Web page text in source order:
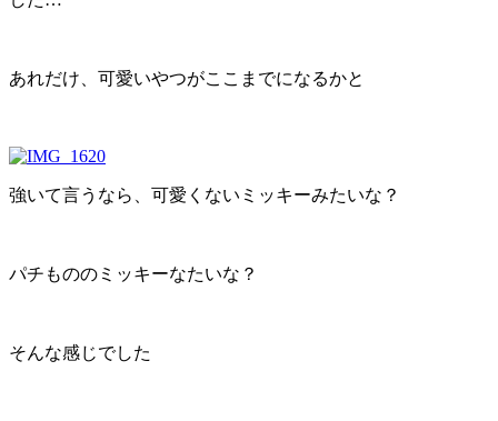
あれだけ、可愛いやつがここまでになるかと
強いて言うなら、可愛くないミッキーみたいな？
パチもののミッキーなたいな？
そんな感じでした